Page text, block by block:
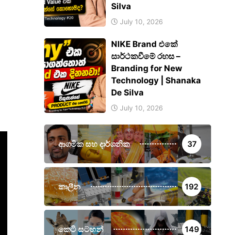
Silva
July 10, 2026
NIKE Brand එකේ
සාර්ථකවීමේ රහස –
Branding for New
Technology | Shanaka
De Silva
July 10, 2026
ආගමික සහ දාර්ශනික 37
කාලීන 192
කෙටි සටහන් 149